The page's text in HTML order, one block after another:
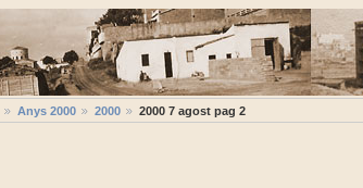
Anys 2000 2000 2000 7 agost pag 2